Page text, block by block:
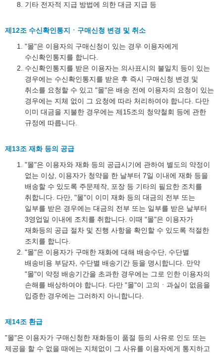
기타 전자적 지급 방법에 의한 대금 지급 등
제12조 수신확인통지ㆍ구매신청 변경 및 취소
"몰"은 이용자의 구매신청이 있는 경우 이용자에게
수신확인통지를 합니다.
수신확인통지를 받은 이용자는 의사표시의 불일치 등이 있는
경우에는 수신확인통지를 받은 후 즉시 구매신청 변경 및
취소를 요청할 수 있고 "몰"은 배송 전에 이용자의 요청이 있는
경우에는 지체 없이 그 요청에 따라 처리하여야 합니다. 다만
이미 대금을 지불한 경우에는 제15조의 청약철회 등에 관한
규정에 따릅니다.
제13조 재화 등의 공급
"몰"은 이용자와 재화 등의 공급시기에 관하여 별도의 약정이
없는 이상, 이용자가 청약을 한 날부터 7일 이내에 재화 등을
배송할 수 있도록 주문제작, 포장 등 기타의 필요한 조치를
취합니다. 다만, "몰"이 이미 재화 등의 대금의 전부 또는
일부를 받은 경우에는 대금의 전부 또는 일부를 받은 날부터
3영업일 이내에 조치를 취합니다. 이때 "몰"은 이용자가
재화등의 공급 절차 및 진행 사항을 확인할 수 있도록 적절한
조치를 합니다.
"몰"은 이용자가 구매한 재화에 대해 배송수단, 수단별
배송비용 부담자, 수단별 배송기간 등을 명시합니다. 만약
"몰"이 약정 배송기간을 초과한 경우에는 그로 인한 이용자의
손해를 배상하여야 합니다. 다만 "몰"이 고의ㆍ과실이 없음을
입증한 경우에는 그러하지 아니합니다.
제14조 환급
"몰"은 이용자가 구매신청한 재화등이 품절 등의 사유로 인도 또는
제공을 할 수 없을 때에는 지체없이 그 사유를 이용자에게 통지하고